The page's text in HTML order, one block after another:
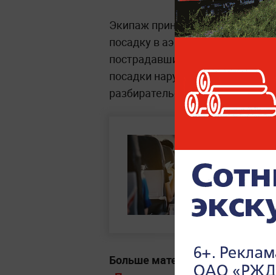
Экипаж принял решение
посадку в аэропорту
пострадавших в результате
посадки нарушителя
разбирательства.
Больше материалов о громких